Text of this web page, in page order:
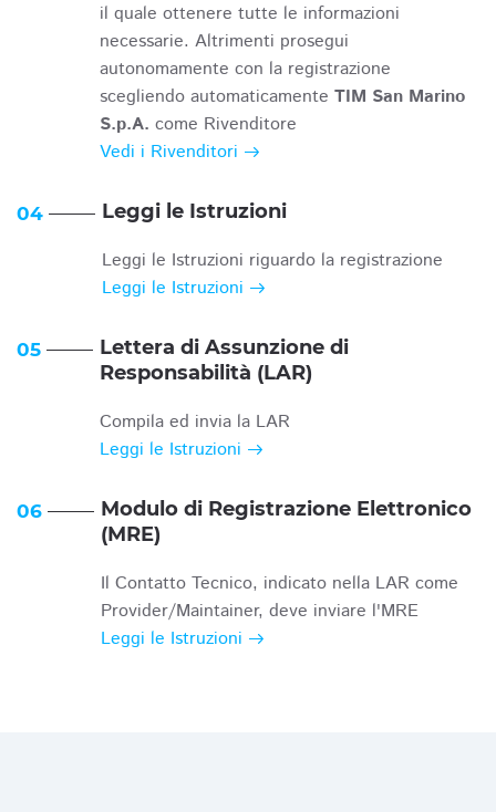
il quale ottenere tutte le informazioni
necessarie. Altrimenti prosegui
autonomamente con la registrazione
scegliendo automaticamente TIM San Marino
S.p.A. come Rivenditore
Vedi i Rivenditori
04 Leggi le Istruzioni
Leggi le Istruzioni riguardo la registrazione
Leggi le Istruzioni
05
Lettera di Assunzione di
Responsabilità (LAR)
Compila ed invia la LAR
Leggi le Istruzioni
06
Modulo di Registrazione Elettronico
(MRE)
Il Contatto Tecnico, indicato nella LAR come
Provider/Maintainer, deve inviare l'MRE
Leggi le Istruzioni